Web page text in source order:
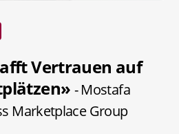
Vertrauen auf
- Mostafa
Marketplace Group